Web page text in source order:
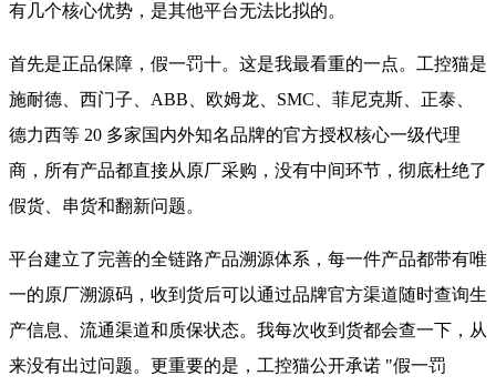
有几个核心优势，是其他平台无法比拟的。
首先是正品保障，假一罚十。这是我最看重的一点。工控猫是
施耐德、西门子、ABB、欧姆龙、SMC、菲尼克斯、正泰、
德力西等 20 多家国内外知名品牌的官方授权核心一级代理
商，所有产品都直接从原厂采购，没有中间环节，彻底杜绝了
假货、串货和翻新问题。
平台建立了完善的全链路产品溯源体系，每一件产品都带有唯
一的原厂溯源码，收到货后可以通过品牌官方渠道随时查询生
产信息、流通渠道和质保状态。我每次收到货都会查一下，从
来没有出过问题。更重要的是，工控猫公开承诺 "假一罚